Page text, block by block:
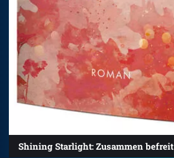
Shining Starlight: Zusammen befreit